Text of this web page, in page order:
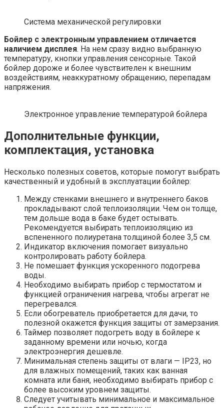
Система механической регулировки
Бойлер с электронным управлением отличается
наличием дисплея. На нем сразу видно выбранную
температуру, кнопки управления сенсорные. Такой
бойлер дороже и более чувствителен к внешним
воздействиям, неаккуратному обращению, перепадам
напряжения.
Электронное управление температурой бойлера
Дополнительные функции,
комплектация, установка
Несколько полезных советов, которые помогут выбрать
качественный и удобный в эксплуатации бойлер:
Между стенками внешнего и внутреннего баков
прокладывают слой теплоизоляции. Чем он толще,
тем дольше вода в баке будет остывать.
Рекомендуется выбирать теплоизоляцию из
вспененного полиуретана толщиной более 3,5 см.
Индикатор включения помогает визуально
контролировать работу бойлера.
Не помешает функция ускоренного подогрева
воды.
Необходимо выбирать прибор с термостатом и
функцией ограничения нагрева, чтобы агрегат не
перегревался.
Если обогреватель приобретается для дачи, то
полезной окажется функция защиты от замерзания.
Таймер позволяет подогреть воду в бойлере к
заданному времени или ночью, когда
электроэнергия дешевле.
Минимальная степень защиты от влаги — IP23, но
для влажных помещений, таких как ванная
комната или баня, необходимо выбирать прибор с
более высоким уровнем защиты.
Следует учитывать минимальное и максимальное